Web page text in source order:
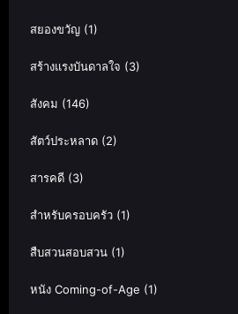
สยองขวัญ (1)
สร้างแรงบันดาลใจ (3)
สังคม (146)
สัตว์ประหลาด (2)
สารคดี (3)
สำหรับครอบครัว (1)
สืบสวนสอบสวน (1)
หนัง Coming-of-Age (1)